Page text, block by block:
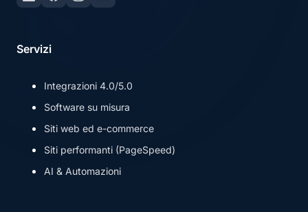
Servizi
Integrazioni 4.0/5.0
Software su misura
Siti web ed e-commerce
Siti performanti (PageSpeed)
AI & Automazioni